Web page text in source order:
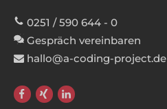
0251 / 590 644 - 0
Gespräch vereinbaren
hallo@a-coding-project.de